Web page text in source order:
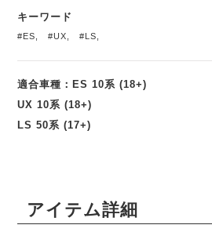
キーワード
#ES ,#UX ,#LS
適合車種：ES 10系 (18+)
UX 10系 (18+)
LS 50系 (17+)
アイテム詳細